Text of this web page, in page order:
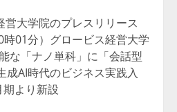
大学院のプレスリリース
時01分）グロービス経営大学
な「ナノ単科」に「会話型
成AI時代のビジネス実践入
より新設